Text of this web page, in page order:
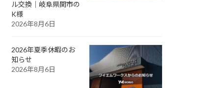
ル交換｜岐阜県関市の
K様
2026年8月6日
2026年夏季休暇のお
知らせ
2026年8月6日